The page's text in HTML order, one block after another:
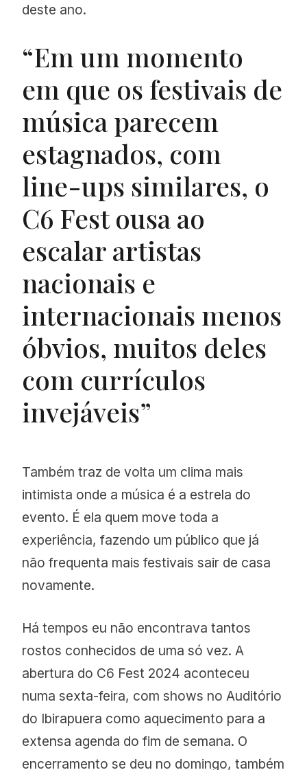
deste ano.
“Em um momento
em que os festivais de
música parecem
estagnados, com
line-ups similares, o
C6 Fest ousa ao
escalar artistas
nacionais e
internacionais menos
óbvios, muitos deles
com currículos
invejáveis”
Também traz de volta um clima mais
intimista onde a música é a estrela do
evento. É ela quem move toda a
experiência, fazendo um público que já
não frequenta mais festivais sair de casa
novamente.
Há tempos eu não encontrava tantos
rostos conhecidos de uma só vez. A
abertura do C6 Fest 2024 aconteceu
numa sexta-feira, com shows no Auditório
do Ibirapuera como aquecimento para a
extensa agenda do fim de semana. O
encerramento se deu no domingo, também